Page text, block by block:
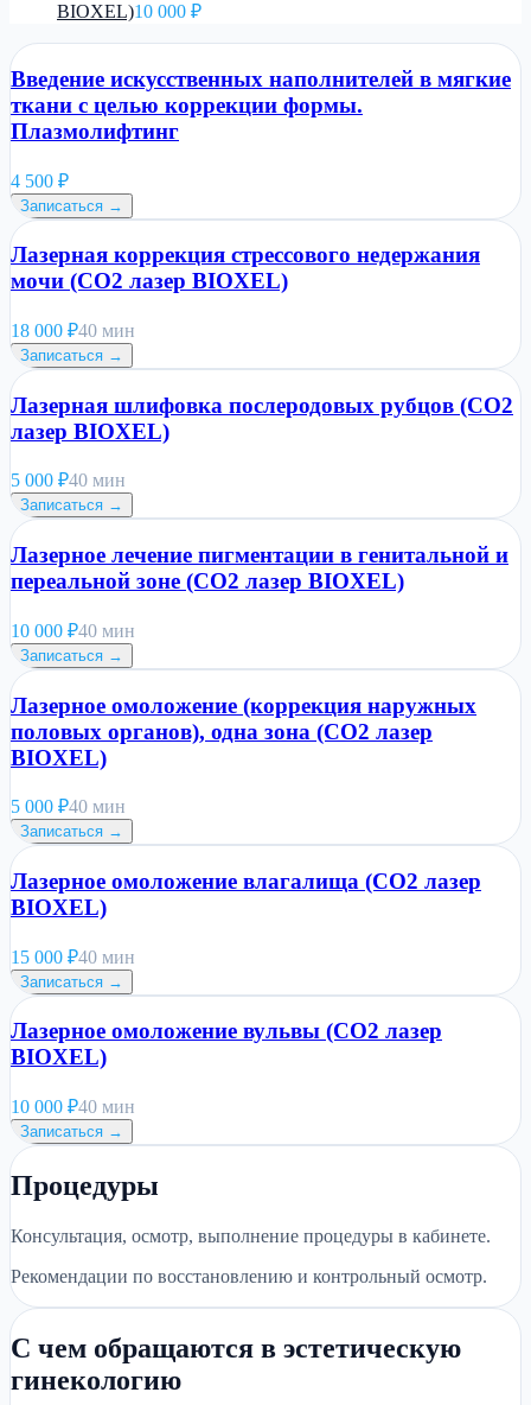
BIOXEL)10 000 ₽
Введение искусственных наполнителей в мягкие
ткани с целью коррекции формы.
Плазмолифтинг
4 500 ₽
Записаться →
Лазерная коррекция стрессового недержания
мочи (CO2 лазер BIOXEL)
18 000 ₽40 мин
Записаться →
Лазерная шлифовка послеродовых рубцов (CO2
лазер BIOXEL)
5 000 ₽40 мин
Записаться →
Лазерное лечение пигментации в генитальной и
переальной зоне (CO2 лазер BIOXEL)
10 000 ₽40 мин
Записаться →
Лазерное омоложение (коррекция наружных
половых органов), одна зона (CO2 лазер
BIOXEL)
5 000 ₽40 мин
Записаться →
Лазерное омоложение влагалища (CO2 лазер
BIOXEL)
15 000 ₽40 мин
Записаться →
Лазерное омоложение вульвы (CO2 лазер
BIOXEL)
10 000 ₽40 мин
Записаться →
Процедуры
Консультация, осмотр, выполнение процедуры в кабинете.
Рекомендации по восстановлению и контрольный осмотр.
С чем обращаются в эстетическую
гинекологию